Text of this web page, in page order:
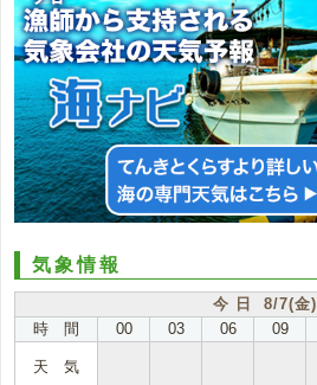
気象情報
今 日 8/7(金)
時 間
00 03 06 09
天 気